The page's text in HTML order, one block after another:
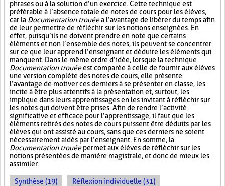
phrases ou à la solution d’un exercice. Cette technique est
préférable à l’absence totale de notes de cours pour les élèves,
car la Documentation trouéea l’avantage de libérer du temps afin
de leur permettre de réfléchir sur les notions enseignées. En
effet, puisqu’ils ne doivent prendre en note que certains
éléments et non l’ensemble des notes, ils peuvent se concentrer
sur ce que leur apprend l’enseignant et déduire les éléments qui
manquent. Dans le même ordre d’idée, lorsque la technique
Documentation trouéeest comparée à celle de fournir aux élèves
une version complète des notes de cours, elle présente
l’avantage de motiver ces derniers à se présenter en classe, les
incite à être plus attentifs à la présentation et, surtout, les
implique dans leurs apprentissages en les invitant à réfléchir sur
les notes qui doivent être prises. Afin de rendre l’activité
significative et efficace pour l’apprentissage, il faut que les
éléments retirés des notes de cours puissent être déduits par les
élèves qui ont assisté au cours, sans que ces derniers ne soient
nécessairement aidés par l’enseignant. En somme, la
Documentation trouéepermet aux élèves de réfléchir sur les
notions présentées de manière magistrale, et donc de mieux les
assimiler.
Synthèse (19) Réflexion individuelle (31)